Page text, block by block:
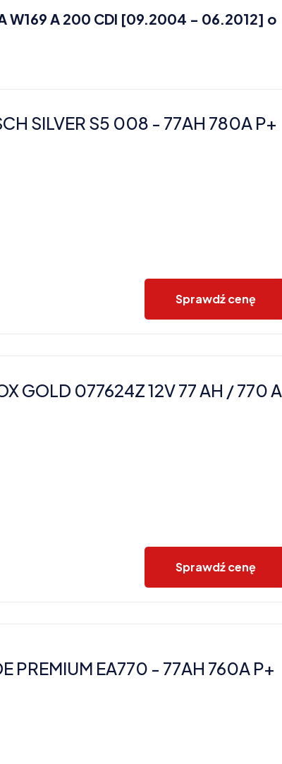
A 200 CDI [09.2004 - 06.2012] o
SILVER S5 008 - 77AH 780A P+
Sprawdź cenę
GOLD 077624Z 12V 77 AH / 770 A
Sprawdź cenę
PREMIUM EA770 - 77AH 760A P+